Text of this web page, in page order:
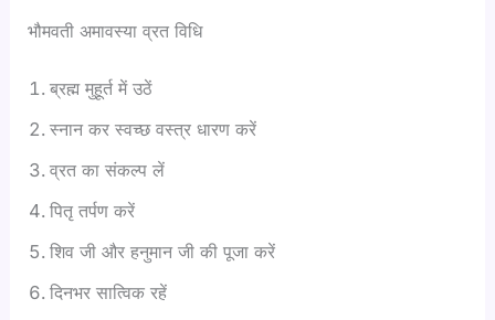
भौमवती अमावस्या व्रत विधि
ब्रह्म मुहूर्त में उठें
स्नान कर स्वच्छ वस्त्र धारण करें
व्रत का संकल्प लें
पितृ तर्पण करें
शिव जी और हनुमान जी की पूजा करें
दिनभर सात्विक रहें